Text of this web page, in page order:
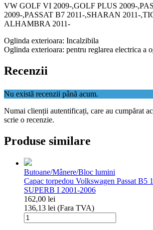
VW GOLF VI 2009-,GOLF PLUS 2009-
2009-,PASSAT B7 2011-,SHARAN 2011-
ALHAMBRA 2011-
Oglinda exterioara: Incalzibila
Oglinda exterioara: pentru reglarea electrica a
Recenzii
Nu există recenzii până acum.
Numai clienții autentificați, care au cumpărat
scrie o recenzie.
Produse similare
Butoane/Mânere/Bloc lumini
Capac torpedou Volkswagen Passat B5
SUPERB I 2001-2006
162,00 lei
136,13 lei (Fara TVA)
Cantitate
Capac